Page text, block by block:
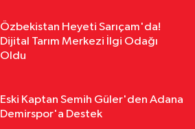
Özbekistan Heyeti Sarıçam'da!
Dijital Tarım Merkezi İlgi Odağı
Oldu
Eski Kaptan Semih Güler'den Adana
Demirspor'a Destek